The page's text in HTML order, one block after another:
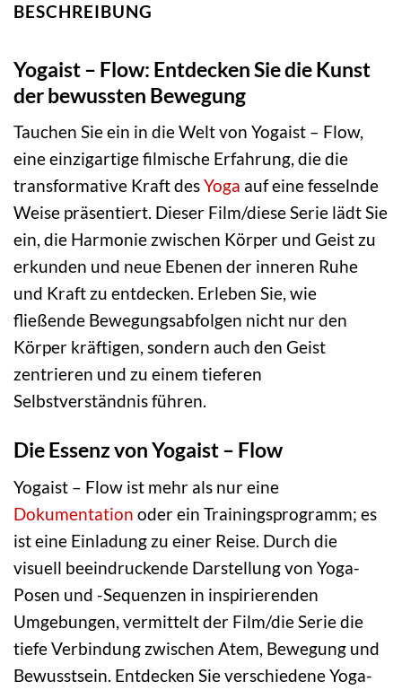
BESCHREIBUNG
Yogaist – Flow: Entdecken Sie die Kunst
der bewussten Bewegung
Tauchen Sie ein in die Welt von Yogaist – Flow,
eine einzigartige filmische Erfahrung, die die
transformative Kraft desYoga auf eine fesselnde
Weise präsentiert. Dieser Film/diese Serie lädt Sie
ein, die Harmonie zwischen Körper und Geist zu
erkunden und neue Ebenen der inneren Ruhe
und Kraft zu entdecken. Erleben Sie, wie
fließende Bewegungsabfolgen nicht nur den
Körper kräftigen, sondern auch den Geist
zentrieren und zu einem tieferen
Selbstverständnis führen.
Die Essenz von Yogaist – Flow
Yogaist – Flow ist mehr als nur eine
Dokumentation oder ein Trainingsprogramm; es
ist eine Einladung zu einer Reise. Durch die
visuell beeindruckende Darstellung von Yoga-
Posen und -Sequenzen in inspirierenden
Umgebungen, vermittelt der Film/die Serie die
tiefe Verbindung zwischen Atem, Bewegung und
Bewusstsein. Entdecken Sie verschiedene Yoga-